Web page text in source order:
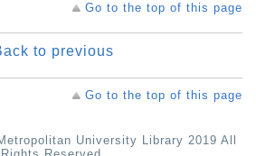
Go to the top of this page
to previous
Go to the top of this page
University Library 2019 All